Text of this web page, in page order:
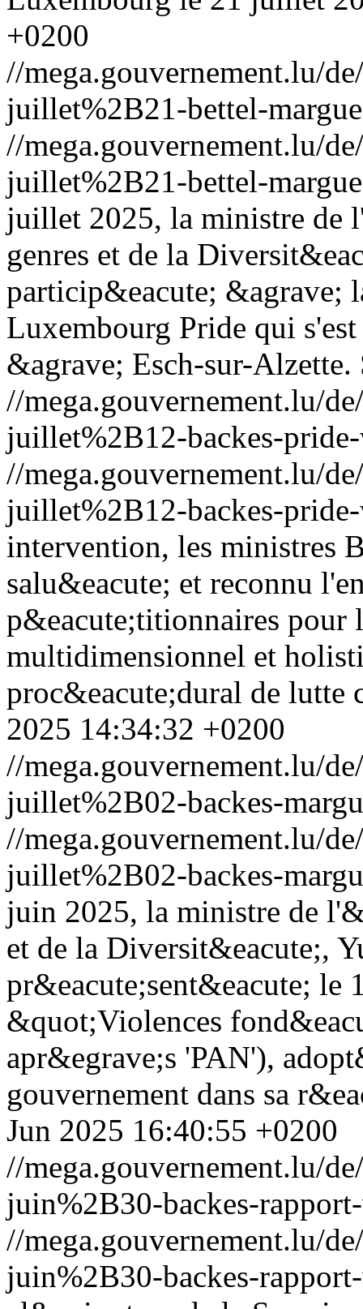
+0200
//mega.gouvernement.lu/
juillet%2B21-bettel-
//mega.gouvernement.lu/
juillet%2B21-bettel-
juillet 2025, la ministre de
genres et de la
particip&eacute; &agrave;
Luxembourg Pride qui
&agrave; Esch-sur-Alzette.
//mega.gouvernement.lu/
juillet%2B12-backes-
//mega.gouvernement.lu/
juillet%2B12-backes-
intervention, les ministres
salu&eacute; et reconnu
p&eacute;titionnaires pour
multidimensionnel et
proc&eacute;dural de lutte
2025 14:34:32 +0200
//mega.gouvernement.lu/
juillet%2B02-backes-
//mega.gouvernement.lu/
juillet%2B02-backes-
juin 2025, la ministre de
et de la Diversit&eacute;,
pr&eacute;sent&eacute; le
&quot;Violences
apr&egrave;s 'PAN'),
gouvernement dans sa
Jun 2025 16:40:55 +0200
//mega.gouvernement.lu/
juin%2B30-backes-
//mega.gouvernement.lu/
juin%2B30-backes-